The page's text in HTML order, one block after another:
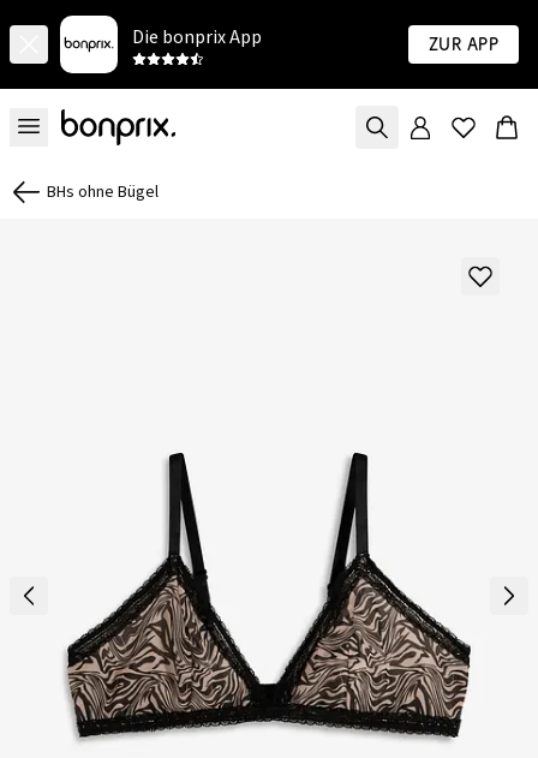
Die bonprix App Zur App
BHs ohne Bügel